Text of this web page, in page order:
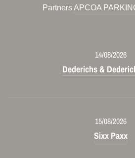
PartnersAPCOA
14/08/2026
Dederichs &
15/08/2026
Sixx Paxx